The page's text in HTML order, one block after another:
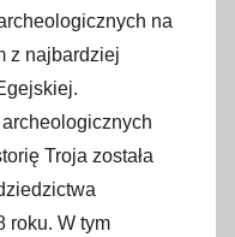
na
z najbardziej
Troja została
roku. W tym